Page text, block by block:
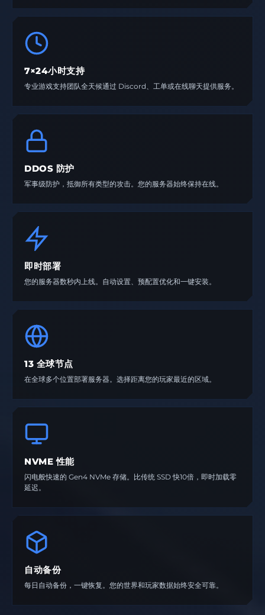
7×24小时支持
专业游戏支持团队全天候通过 Discord、工单或在线聊天提供服务。
DDOS 防护
军事级防护，抵御所有类型的攻击。您的服务器始终保持在线。
即时部署
您的服务器数秒内上线。自动设置、预配置优化和一键安装。
13 全球节点
在全球多个位置部署服务器。选择距离您的玩家最近的区域。
NVME 性能
闪电般快速的 Gen4 NVMe 存储。比传统 SSD 快10倍，即时加载零
延迟。
自动备份
每日自动备份，一键恢复。您的世界和玩家数据始终安全可靠。